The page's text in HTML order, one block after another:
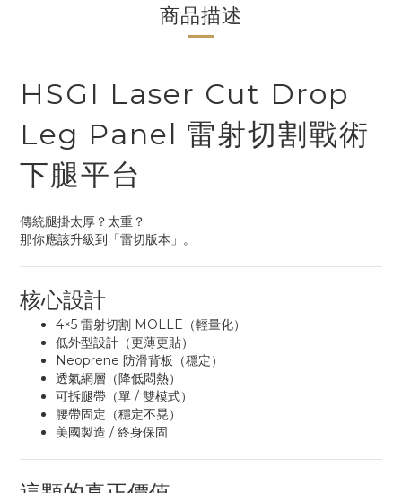
商品描述
HSGI Laser Cut Drop
Leg Panel 雷射切割戰術
下腿平台
傳統腿掛太厚？太重？
那你應該升級到「雷切版本」。
核心設計
4×5 雷射切割 MOLLE（輕量化）
低外型設計（更薄更貼）
Neoprene 防滑背板（穩定）
透氣網層（降低悶熱）
可拆腿帶（單 / 雙模式）
腰帶固定（穩定不晃）
美國製造 / 終身保固